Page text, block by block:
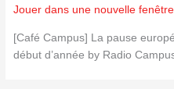
Jouer dans une nouvelle fenêtre
[Café Campus] La pause
début d’année by Radio